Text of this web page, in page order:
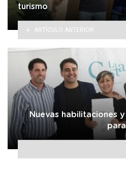
turismo
ARTÍCULO ANTERIOR
Nuevas habilitaciones